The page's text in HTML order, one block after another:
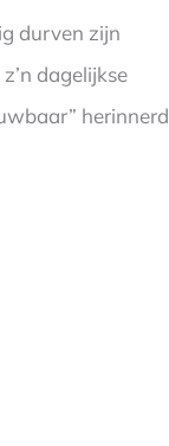
durven zijn
dagelijkse
herinnerd